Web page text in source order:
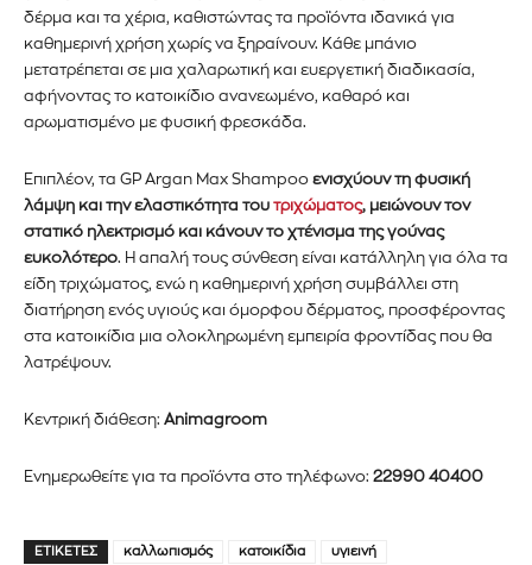
προϊόντα και τις εξελίξεις της
αγοράς.
Για να εγγραφείτε, απλώς εισάγετε τη διεύθυνση email σας
και δεν θα σας στείλουμε ανεπιθύμητα μηνύματα. Οι
πληροφορίες σας είναι ασφαλείς μαζί μας.
Διάβασα και αποδέχομαι την
δέρμα και τα χέρια, καθιστώντας τα προϊόντα ιδανικά για
καθημερινή χρήση χωρίς να ξηραίνουν. Κάθε μπάνιο
μετατρέπεται σε μια χαλαρωτική και ευεργετική διαδικασία,
αφήνοντας το κατοικίδιο ανανεωμένο, καθαρό και
αρωματισμένο με φυσική φρεσκάδα.
Επιπλέον, τα GP Argan Max Shampoo ενισχύουν τη φυσική
λάμψη και την ελαστικότητα του τριχώματος, μειώνουν τον
στατικό ηλεκτρισμό και κάνουν το χτένισμα της γούνας
ευκολότερο. Η απαλή τους σύνθεση είναι κατάλληλη για όλα τα
είδη τριχώματος, ενώ η καθημερινή χρήση συμβάλλει στη
διατήρηση ενός υγιούς και όμορφου δέρματος, προσφέροντας
στα κατοικίδια μια ολοκληρωμένη εμπειρία φροντίδας που θα
λατρέψουν.
Κεντρική διάθεση: Animagroom
Ενημερωθείτε για τα προϊόντα στο τηλέφωνο: 22990 40400
ΕΤΙΚΈΤΕΣ καλλωπισμός κατοικίδια υγιεινή